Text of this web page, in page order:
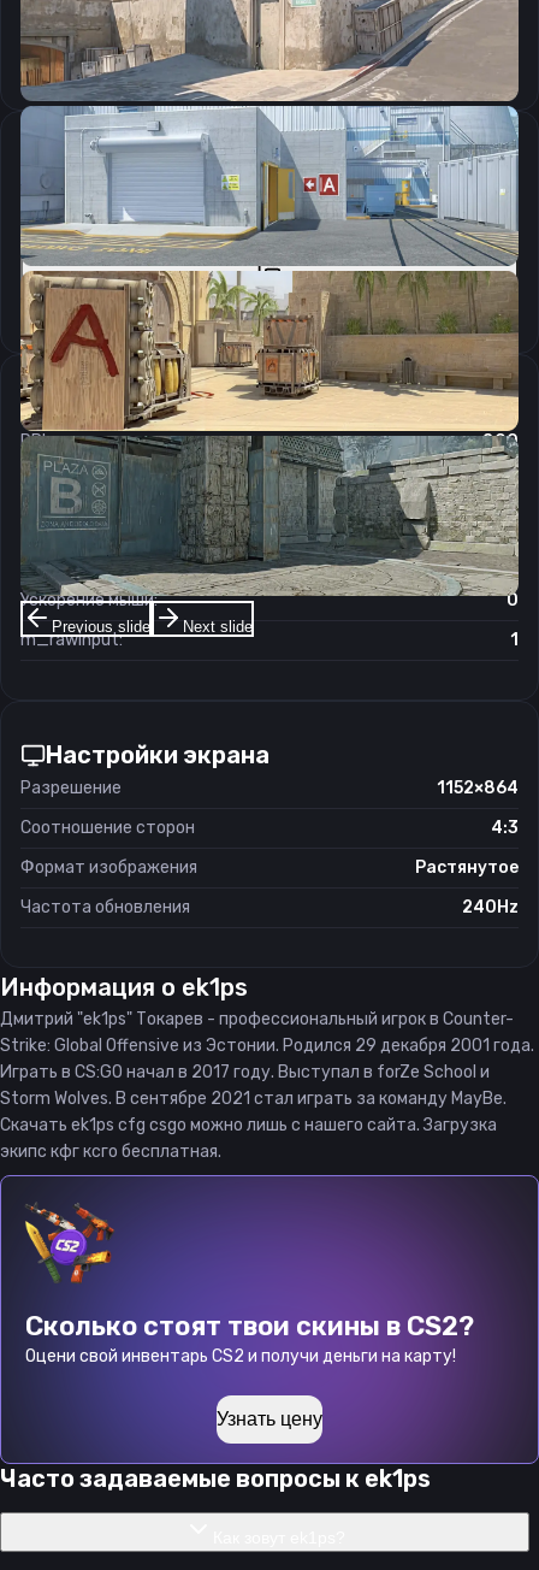
Previous slide Next slide
Скопировать
Параметры запуска
-novid -tickrate 128 -untrusted +clientport 27015
Скопировать
Настройки мыши
DPI:
800
Чувствительность мыши в игре:
1.05
Чувствительность мыши в зуме:
1
Чувствительность мыши в Windows:
6/11
Ускорение мыши:
0
m_rawinput:
1
Настройки экрана
Разрешение
1152×864
Соотношение сторон
4:3
Формат изображения
Растянутое
Частота обновления
240Hz
Информация о ek1ps
Дмитрий "ek1ps" Токарев - профессиональный игрок в Counter-
Strike: Global Offensive из Эстонии. Родился 29 декабря 2001 года.
Играть в CS:GO начал в 2017 году. Выступал в forZe School и
Storm Wolves. В сентябре 2021 стал играть за команду MayBe.
Скачать ek1ps cfg csgo можно лишь с нашего сайта. Загрузка
экипс кфг ксго бесплатная.
Сколько стоят твои скины в CS2?
Оцени свой инвентарь CS2 и получи деньги на карту!
Узнать цену
Часто задаваемые вопросы к ek1ps